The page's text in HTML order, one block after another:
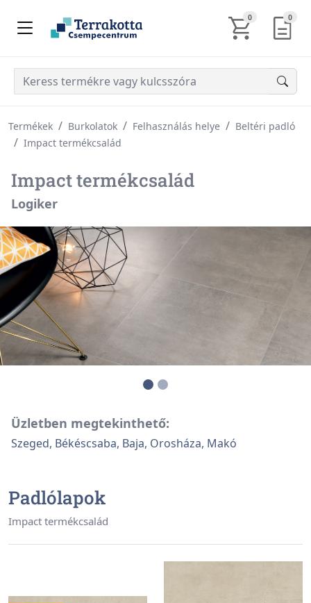
0KOSÁR 0
Termékek Burkolatok Felhasználás helye
Beltéri padló
Impact termékcsalád
Üzletben megtekinthető:
Szeged, Békéscsaba, Baja, Orosháza, Makó
Impact termékcsalád
Logiker
Padlólapok
Impact termékcsalád